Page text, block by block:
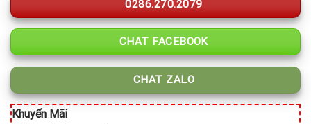
0286.270.2079
CHAT FACEBOOK
CHAT ZALO
Khuyến Mãi